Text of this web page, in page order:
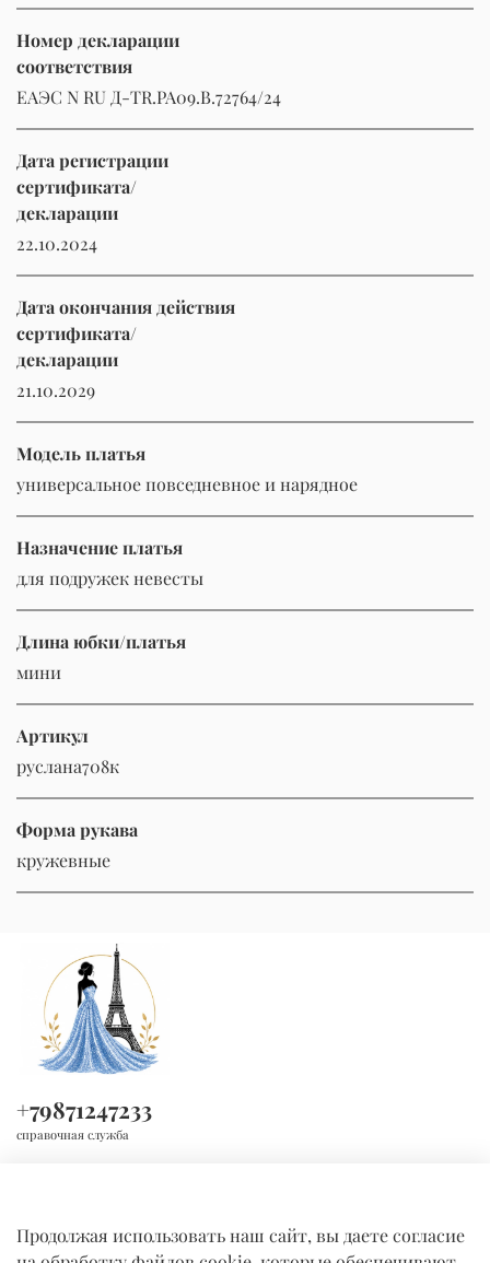
Номер декларации
соответствия
ЕАЭС N RU Д-TR.РА09.В.72764/24
Дата регистрации
сертификата/
декларации
22.10.2024
Дата окончания действия
сертификата/
декларации
21.10.2029
Модель платья
универсальное повседневное и нарядное
Назначение платья
для подружек невесты
Длина юбки/платья
мини
Артикул
руслана708к
Форма рукава
кружевные
+79871247233
справочная служба
Продолжая использовать наш сайт, вы даете согласие